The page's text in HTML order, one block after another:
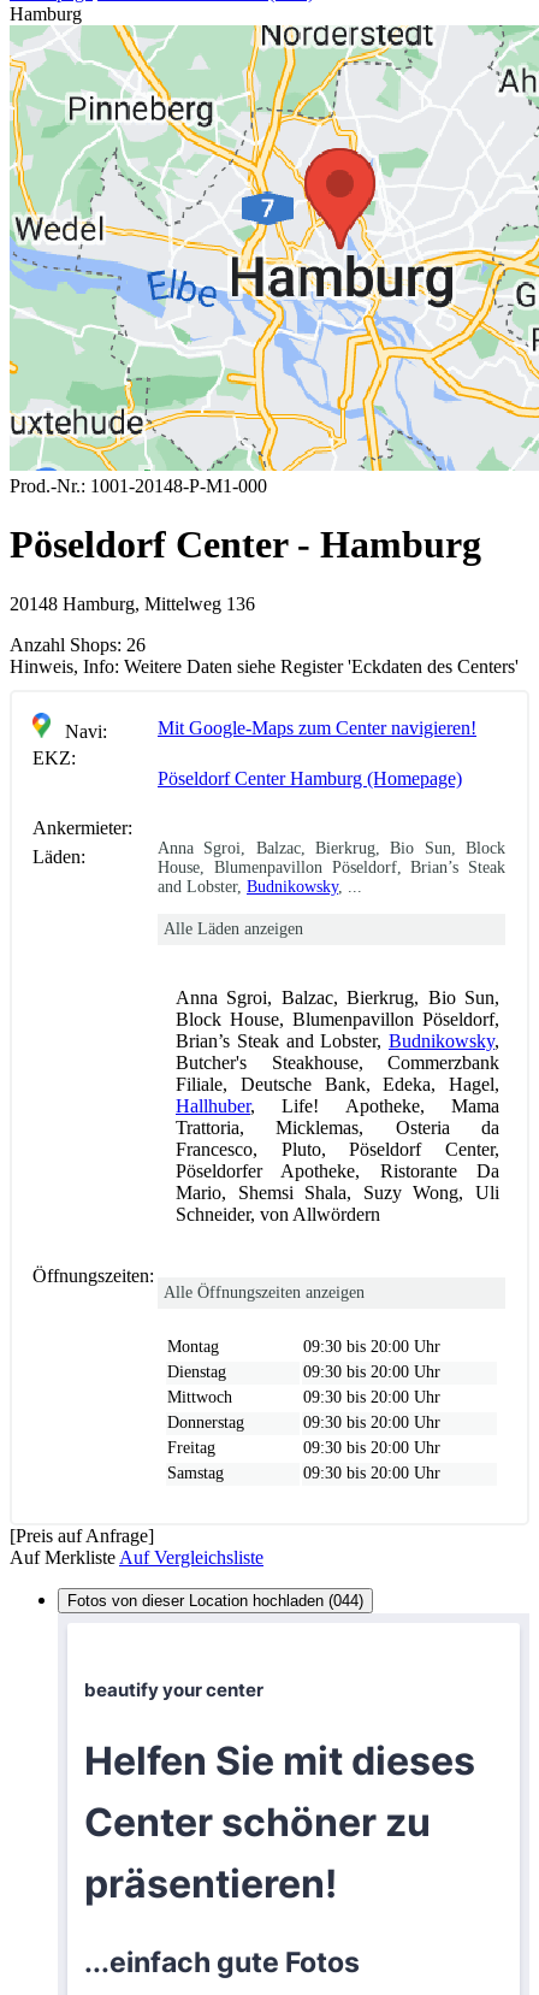
Hamburg
Prod.-Nr.: 1001-20148-P-M1-000
Pöseldorf Center - Hamburg
20148 Hamburg, Mittelweg 136
Anzahl Shops: 26
Hinweis, Info: Weitere Daten siehe Register 'Eckdaten des Centers'
Navi:
Mit Google-Maps zum Center navigieren!
EKZ:
Pöseldorf Center Hamburg (Homepage)
Ankermieter:
Läden:
Anna Sgroi, Balzac, Bierkrug, Bio Sun, Block
House, Blumenpavillon Pöseldorf, Brian’s Steak
and Lobster, Budnikowsky, ...
Alle Läden anzeigen
Anna Sgroi, Balzac, Bierkrug, Bio Sun,
Block House, Blumenpavillon Pöseldorf,
Brian’s Steak and Lobster, Budnikowsky,
Butcher's Steakhouse, Commerzbank
Filiale, Deutsche Bank, Edeka, Hagel,
Hallhuber, Life! Apotheke, Mama
Trattoria, Micklemas, Osteria da
Francesco, Pluto, Pöseldorf Center,
Pöseldorfer Apotheke, Ristorante Da
Mario, Shemsi Shala, Suzy Wong, Uli
Schneider, von Allwördern
Öffnungszeiten:
Alle Öffnungszeiten anzeigen
Montag
09:30 bis 20:00 Uhr
Dienstag
09:30 bis 20:00 Uhr
Mittwoch
09:30 bis 20:00 Uhr
Donnerstag
09:30 bis 20:00 Uhr
Freitag
09:30 bis 20:00 Uhr
Samstag
09:30 bis 20:00 Uhr
[Preis auf Anfrage]
Auf Merkliste Auf Vergleichsliste
Fotos von dieser Location hochladen (044)